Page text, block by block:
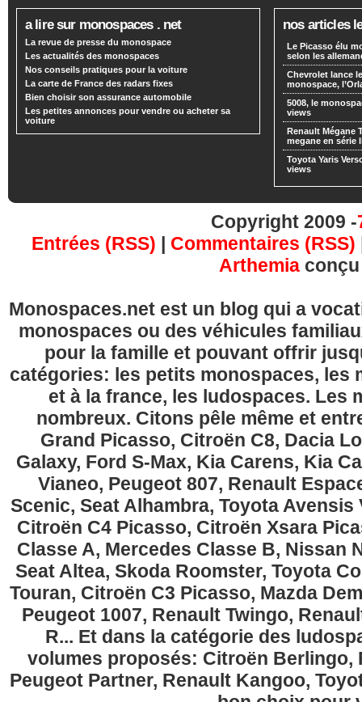
a lire sur monospaces . net
La revue de presse du monospace
Les actualités des monospaces
Nos conseils pratiques pour la voiture
La carte de France des radars fixes
Bien choisir son assurance automobile
Les petites annonces pour vendre ou acheter sa
voiture
nos articles
Le Picasso élu
selon les
Chevrolet lance
monospace,
5008, le
views
Renault Mégane
megane en série
Toyota Yaris
views
Copyright 2009 -
Entrées (RSS) | Commentaires (RSS)
Arthemia
Monospaces.net est un blog qui a
monospaces ou des véhicules
pour la famille et pouvant offrir
catégories: les petits monospaces, les
et à la france, les ludospaces. Les
nombreux. Citons pêle même et
Grand Picasso, Citroën C8, Dacia
Galaxy, Ford S-Max, Kia Carens, Kia
Vianeo, Peugeot 807, Renault
Scenic, Seat Alhambra, Toyota
Citroën C4 Picasso, Citroën Xsara
Classe A, Mercedes Classe B, Nissan
Seat Altea, Skoda Roomster, Toyota
Touran, Citroën C3 Picasso, Mazda
Peugeot 1007, Renault Twingo,
R... Et dans la catégorie des
volumes proposés: Citroën Berlingo,
Peugeot Partner, Renault Kangoo,